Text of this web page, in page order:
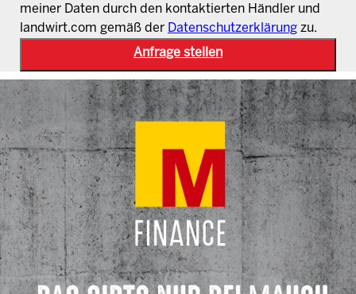
meiner Daten durch den kontaktierten Händler und
landwirt.com gemäß der Datenschutzerklärung zu.